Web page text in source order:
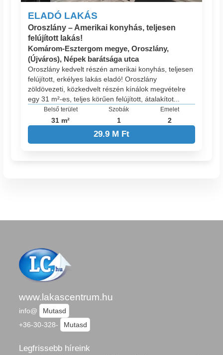
ELADÓ LAKÁS
Oroszlány – Amerikai konyhás, teljesen
felújított lakás!
Komárom-Esztergom megye, Oroszlány,
(Újváros), Népek barátsága utca
Oroszlány kedvelt részén amerikai konyhás, teljesen
felújított, erkélyes lakás eladó! Oroszlány
zöldövezeti, közkedvelt részén kínálok megvételre
egy 31 m²-es, teljes körűen felújított, átalakítot...
Belső terület
31 m²
Szobák
1
Emelet
2
29.9 M Ft
www.lakascentrum.hu
info@
Mutasd
+36-30-328-
Mutasd
Legfrissebb híreink